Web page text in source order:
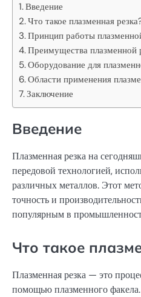
Введение
Что такое плазменная
Принцип работы
Преимущества плазменной
Оборудование для
Области применения
Заключение
Введение
Плазменная резка на
передовой технологией,
различных металлов. Этот
точность и
популярным в
Что такое
Плазменная резка — это
помощью плазменного